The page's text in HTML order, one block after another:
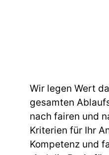
Wir legen Wert
gesamten
nach fairen und
Kriterien für Ihr
Kompetenz und